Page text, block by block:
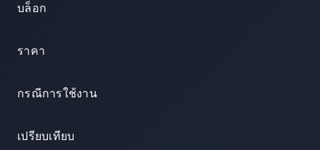
บล็อก
ราคา
กรณีการใช้งาน
เปรียบเทียบ